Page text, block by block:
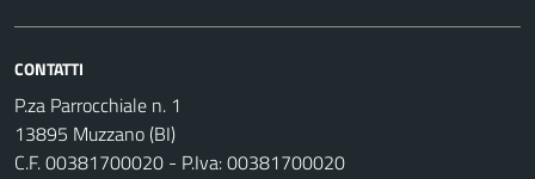
CONTATTI
P.za Parrocchiale n. 1
13895 Muzzano (BI)
C.F. 00381700020 - P.Iva: 00381700020